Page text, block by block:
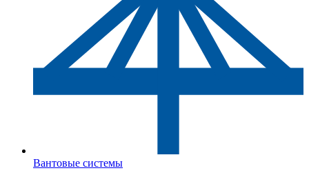
Вантовые системы